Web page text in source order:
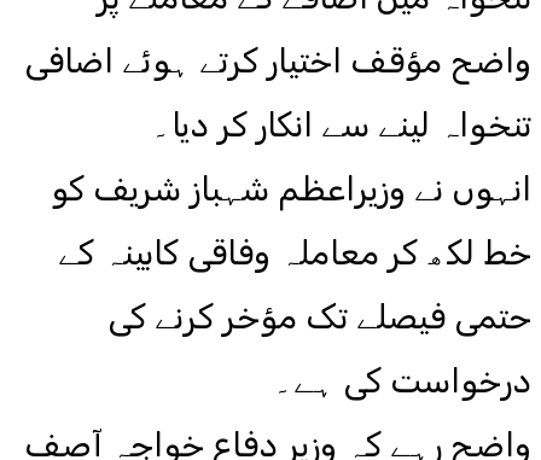
واضح مؤقف اختیار کرتے ہوئے اضافی
تنخواہ لینے سے انکار کر دیا۔
انہوں نے وزیراعظم شہباز شریف کو
خط لکھ کر معاملہ وفاقی کابینہ کے
حتمی فیصلے تک مؤخر کرنے کی
درخواست کی ہے۔
واضح رہے کہ وزیر دفاع خواجہ آصف